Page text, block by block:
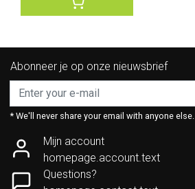
Abonneer je op onze nieuwsbrief
* We'll never share your email with anyone else.
Mijn account
homepage.account.text
Questions?